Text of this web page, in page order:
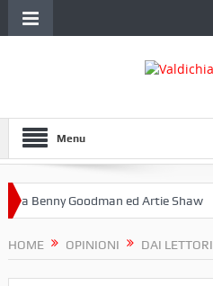
Menu
Benny Goodman ed Artie Shaw
HOME OPINIONI DAI LETTORI